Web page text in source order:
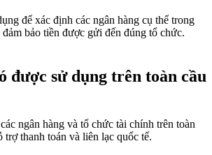
để xác định các ngân hàng cụ thể trong
bảo tiền được gửi đến đúng tổ chức.
được sử dụng trên toàn cầu
ngân hàng và tổ chức tài chính trên toàn
trợ thanh toán và liên lạc quốc tế.